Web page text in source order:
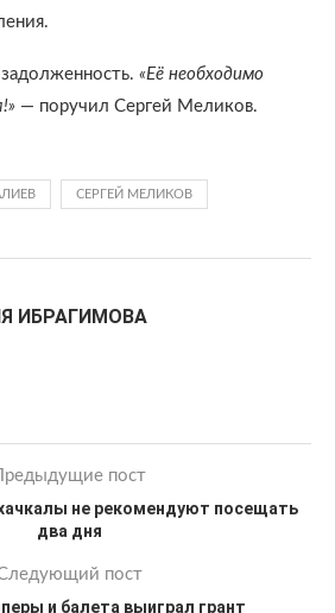
«Её необходимо
— поручил Сергей Меликов.
СЕРГЕЙ МЕЛИКОВ
ИБРАГИМОВА
Предыдущие пост
не рекомендуют посещать
два дня
пост
и балета выиграл грант